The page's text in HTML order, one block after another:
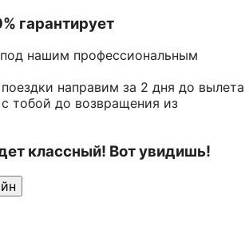
гарантирует
нашим профессиональным
направим за 2 дня до вылета
тобой до возвращения из
классный! Вот увидишь!